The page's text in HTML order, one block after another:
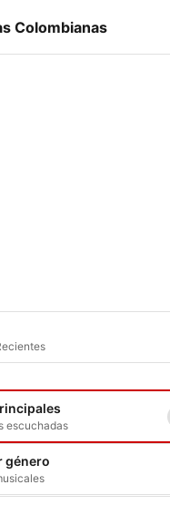
Colombianas
escuchadas
género